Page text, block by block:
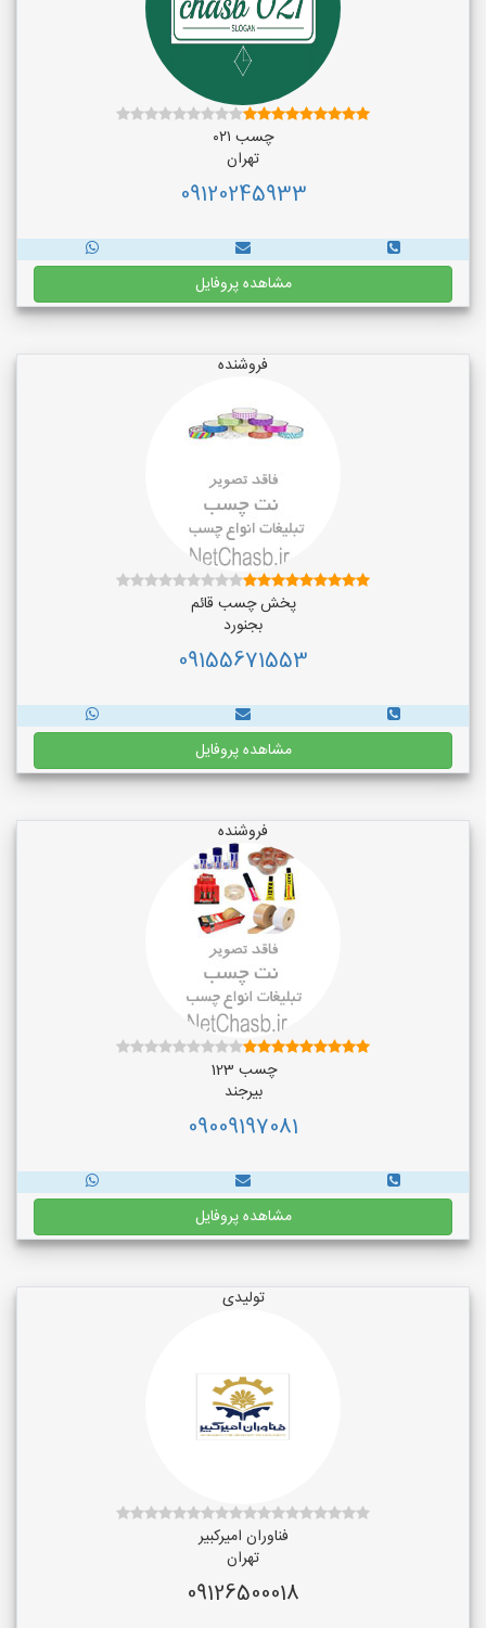
چسب ۰۲۱
تهران
09120245933
مشاهده پروفایل
فروشنده
پخش چسب قائم
بجنورد
09155671553
مشاهده پروفایل
فروشنده
چسب 123
بیرجند
09009197081
مشاهده پروفایل
تولیدی
فناوران امیرکبیر
تهران
09126500018